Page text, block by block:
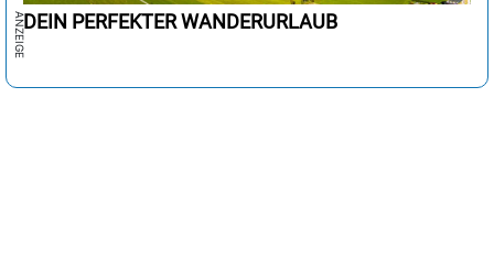
DEIN PERFEKTER WANDERURLAUB